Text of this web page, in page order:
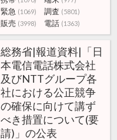
緊急 (1069) 調査 (5801)
販売 (3998) 電話 (1363)
総務省|報道資料|「日
本電信電話株式会社
及びNTTグループ各
社における公正競争
の確保に向けて講ず
べき措置について(要
請)」の公表